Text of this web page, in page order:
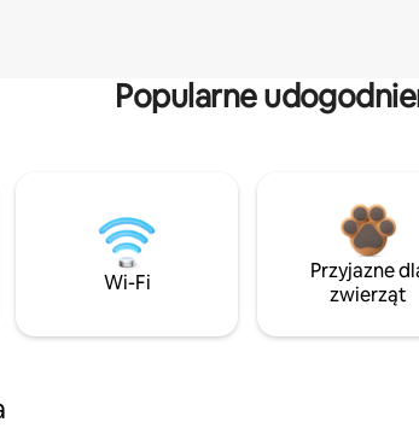
Popularne
Wi-Fi
Przyjazne
zwierząt